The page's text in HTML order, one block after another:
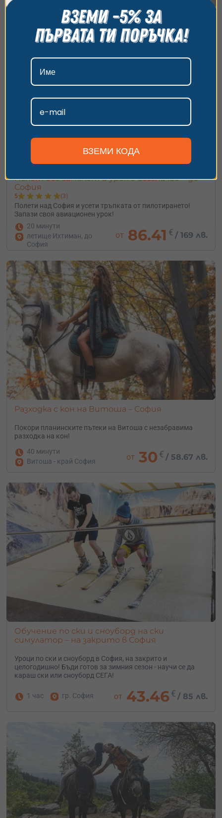
Полет със самолет и урок с Cessna 150 – до
София
5 (3)
Полети над София и усети тръпката от пилотирането!
Запази своя авиационен урок!
20 минути
летище Ихтиман, до
София
от 86.41 € /169 лв.
Разходка с кон на Витоша – София
Покори планинските пътеки на Витоша с незабравима
разходка на кон!
40 минути
Витоша - край София
от 30 € /58.67 лв.
Обучение по ски и сноуборд на ски
симулатор – на закрито в София
Уроци по ски и сноуборд в София, на закрито и
целогодишно! Бъди готов за зимния сезон - научи се да
караш ски или сноуборд СЕГА!
1 час гр. София от 43.46€ / 85 лв.
всички бисквитки, да откажете всички или да
изберете предпочитания. За повече информация
относно начина, по който обработваме вашите
данни, моля, посетете нашата страница за
поверителност.
ВЗЕМИ КОДА